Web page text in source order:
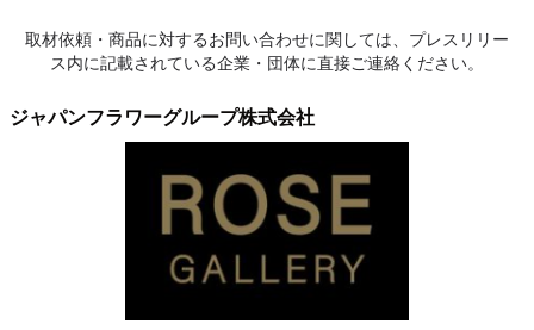
取材依頼・商品に対するお問い合わせに関しては、プレスリリー
ス内に記載されている企業・団体に直接ご連絡ください。
ジャパンフラワーグループ株式会社